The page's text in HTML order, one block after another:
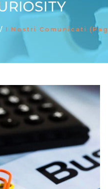
/ I Nostri Comunicati